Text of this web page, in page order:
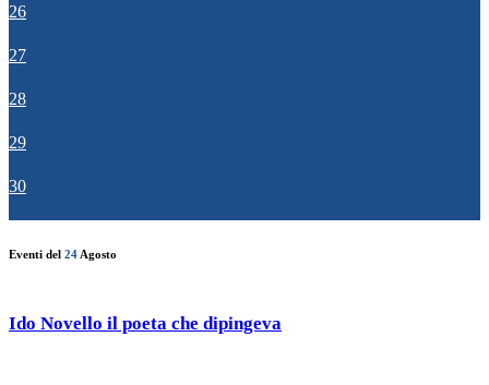
26
27
28
29
30
Eventi del 24 Agosto
Ido Novello il poeta che dipingeva